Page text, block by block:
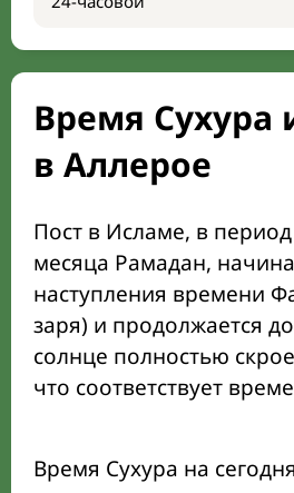
Время Сухура
в Аллерое
Пост в Исламе, в
месяца Рамадан,
наступления времени
заря) и продолжается
солнце полностью
что соответствует
Время Сухура на сегодня